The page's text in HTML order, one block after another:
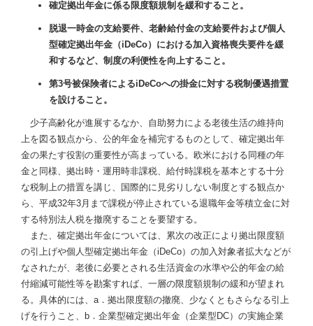
確定拠出年金に係る限度額規制を緩和すること。
脱退一時金の支給要件、老齢給付金の支給要件および個人
型確定拠出年金（iDeCo）における加入資格喪失要件を緩
和するなど、制度の利便性を向上すること。
第3号被保険者によるiDeCoへの掛金に対する税制優遇措置
を設けること。
少子高齢化が進展するなか、自助努力による老後生活の維持向
上を図る観点から、公的年金を補完するものとして、確定拠出年
金の果たす役割の重要性が高まっている。欧米における同種の年
金と同様、拠出時・運用時非課税、給付時課税を基本とする十分
な税制上の措置を講じ、国際的に見劣りしない制度とする観点か
ら、平成32年3月まで課税が停止されている退職年金等積立金に対
する特別法人税を撤廃することを要望する。
また、確定拠出年金については、累次の改正により拠出限度額
の引上げや個人型確定拠出年金（iDeCo）の加入対象者拡大などが
なされたが、老後に必要とされる生活資金の水準や公的年金の給
付縮減可能性等を勘案すれば、一層の限度額規制の緩和が望まれ
る。具体的には、a．拠出限度額の撤廃、少なくともさらなる引上
げを行うこと、b．企業型確定拠出年金（企業型DC）の実施企業